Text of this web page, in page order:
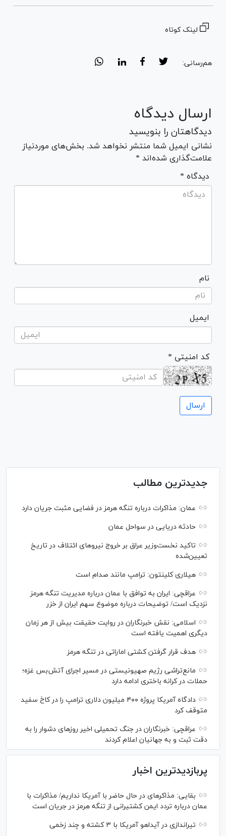
لینک کوتاه
هم‌رسانی:
ارسال دیدگاه
دیدگاهتان را بنویسید
نشانی ایمیل شما منتشر نخواهد شد. بخش‌های موردنیاز
علامت‌گذاری شده‌اند *
* دیدگاه
نام
ایمیل
* کد امنیتی
جدیدترین مطالب
عمان: مذاکرات درباره تنگه هرمز در فضایی مثبت جریان دارد
حادثه دریایی در سواحل عمان
تاکید نخست‌وزیر عراق بر خروج نیروهای ائتلاف در تاریخ
تعیین‌شده
هیلاری کلینتون: ترامپ مانند صدام است
عراقچی: ایران به توافق با عمان درباره مدیریت تنگه هرمز
نزدیک است/ توضیحات درباره موضوع سهم ایران از خزر
اسلامی: نقش خبرنگاران در روایت حقیقت بیش از هر زمان
دیگری اهمیت یافته است
هدف قرار گرفتن کشتی اماراتی در تنگه هرمز
مانع‌تراشی رژیم صهیونیستی در مسیر اجرای آتش‌بس غزه؛
حملات در کرانه باختری ادامه دارد
دادگاه آمریکا پروژه ۴۰۰ میلیون دلاری ترامپ را در کاخ سفید
متوقف کرد
عراقچی: خبرنگاران در جنگ تحمیلی اخیر روز‌های دشوار را به
دقت ثبت و به جهانیان اعلام کردند
پربازدیدترین اخبار
بقایی: مذاکره‎ای در حال حاضر با آمریکا نداریم/ مذاکرات با
عمان درباره تردد ایمن کشتیرانی از تنگه هرمز در جریان است
تیراندازی در آیداهو آمریکا با ۳ کشته و چند زخمی